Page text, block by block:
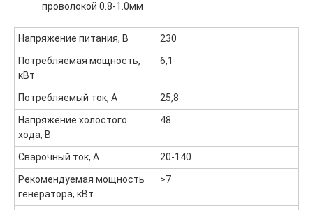
проволокой 0.8-1.0мм
Напряжение питания, В
230
Потребляемая мощность,
кВт
6,1
Потребляемый ток, А
25,8
Напряжение холостого
хода, В
48
Сварочный ток, А
20-140
Рекомендуемая мощность
генератора, кВт
>7
Контакты
ООО "ФорАвтоКом", ИНН:6165230254, 1216100025063
Политика обработки персональных данных